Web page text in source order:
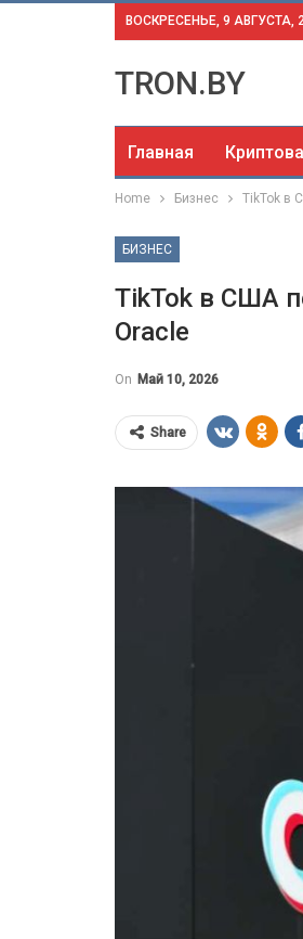
ВОСКРЕСЕНЬЕ, 9 АВГУСТА,
TRON.BY
Главная
Home Бизнес TikTok в
БИЗНЕС
TikTok в США
Oracle
On Май 10, 2026
Share